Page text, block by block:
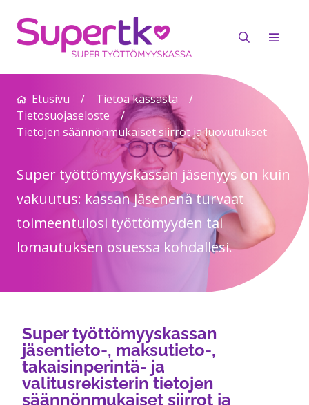
Etusivu / Tietoa kassasta
/
Tietosuojaseloste
/
Tietojen säännönmukaiset siirrot ja luovutukset
Super työttömyyskassan jäsenyys on kuin
vakuutus: kassan jäsenenä turvaat
toimeentulosi työttömyyden tai
lomautuksen osuessa kohdallesi.
Super työttömyyskassan
jäsentieto-, maksutieto-,
takaisinperintä- ja
valitusrekisterin tietojen
säännönmukaiset siirrot ja